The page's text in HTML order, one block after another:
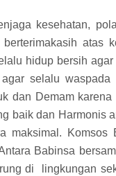
kesehatan,
atas
hidup bersih
selalu
dan Demam
baik dan Harmonis
maksimal. Komsos
Babinsa
di lingkungan